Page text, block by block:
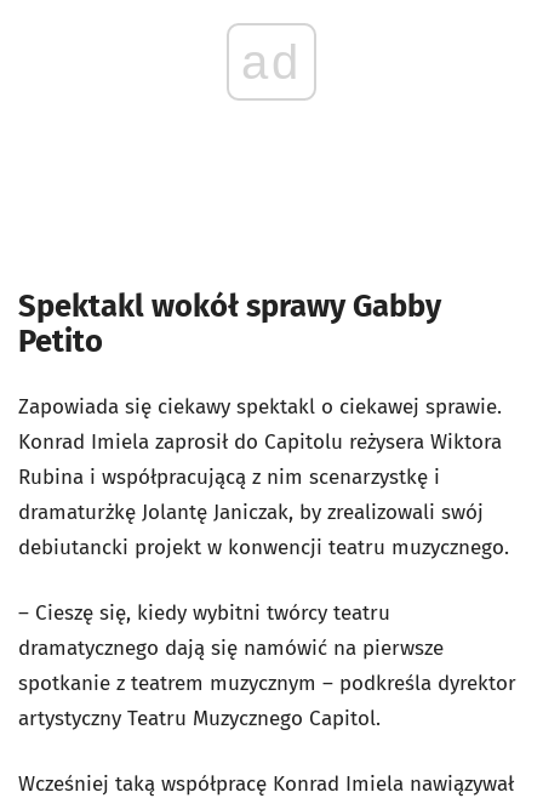
ad
Spektakl wokół sprawy Gabby
Petito
Zapowiada się ciekawy spektakl o ciekawej sprawie.
Konrad Imiela zaprosił do Capitolu reżysera Wiktora
Rubina i współpracującą z nim scenarzystkę i
dramaturżkę Jolantę Janiczak, by zrealizowali swój
debiutancki projekt w konwencji teatru muzycznego.
– Cieszę się, kiedy wybitni twórcy teatru
dramatycznego dają się namówić na pierwsze
spotkanie z teatrem muzycznym – podkreśla dyrektor
artystyczny Teatru Muzycznego Capitol.
Wcześniej taką współpracę Konrad Imiela nawiązywał